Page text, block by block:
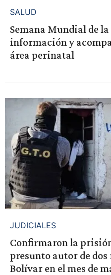
SALUD
Semana Mundial de
información y
área perinatal
JUDICIALES
Confirmaron la
presunto autor de
Bolívar en el mes de